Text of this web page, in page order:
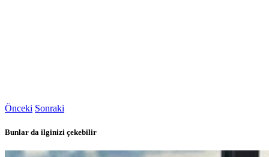
Önceki Sonraki
Bunlar da ilginizi çekebilir